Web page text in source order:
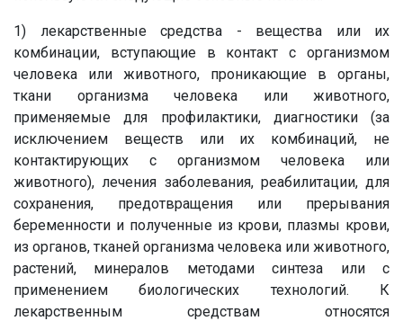
1) лекарственные средства - вещества или их
комбинации, вступающие в контакт с организмом
человека или животного, проникающие в органы,
ткани организма человека или животного,
применяемые для профилактики, диагностики (за
исключением веществ или их комбинаций, не
контактирующих с организмом человека или
животного), лечения заболевания, реабилитации, для
сохранения, предотвращения или прерывания
беременности и полученные из крови, плазмы крови,
из органов, тканей организма человека или животного,
растений, минералов методами синтеза или с
применением биологических технологий. К
лекарственным средствам относятся